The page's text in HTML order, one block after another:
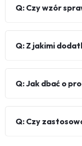
Q: Czy wzór
Q: Z jakimi
Q: Jak dbać o
Q: Czy